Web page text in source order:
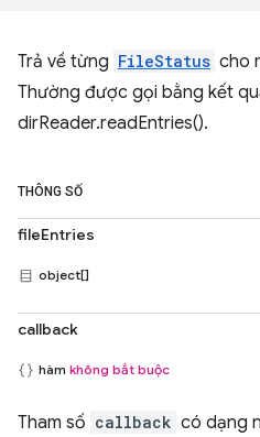
Trả về từng FileStatus cho
Thường được gọi bằng kết
dirReader.readEntries().
THÔNG SỐ
fileEntries
object[]
callback
hàm không bắt buộc
Tham số callback có dạng